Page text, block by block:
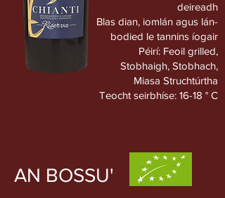
deireadh
Blas dian, iomlán agus lán-
bodied le tannins íogair
Péirí: Feoil grilled,
Stobhaigh, Stobhach,
Miasa Struchtúrtha
Teocht seirbhíse: 16-18 ° C
AN BOSSU'